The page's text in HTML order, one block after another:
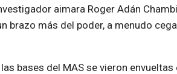
aimara Roger Adán
brazo más del poder, a menudo
bases del MAS se vieron